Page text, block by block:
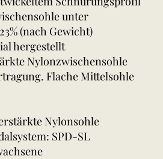
unter
(nach Gewicht)
hergestellt
Nylonzwischensohle
Flache Mittelsohle
Nylonsohle
SPD-SL